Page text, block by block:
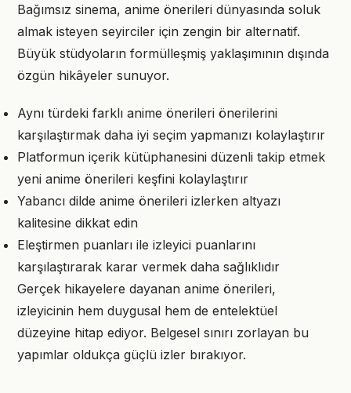
Bağımsız sinema, anime önerileri dünyasında soluk
almak isteyen seyirciler için zengin bir alternatif.
Büyük stüdyoların formülleşmiş yaklaşımının dışında
özgün hikâyeler sunuyor.
Aynı türdeki farklı anime önerileri önerilerini
karşılaştırmak daha iyi seçim yapmanızı kolaylaştırır
Platformun içerik kütüphanesini düzenli takip etmek
yeni anime önerileri keşfini kolaylaştırır
Yabancı dilde anime önerileri izlerken altyazı
kalitesine dikkat edin
Eleştirmen puanları ile izleyici puanlarını
karşılaştırarak karar vermek daha sağlıklıdır
Gerçek hikayelere dayanan anime önerileri,
izleyicinin hem duygusal hem de entelektüel
düzeyine hitap ediyor. Belgesel sınırı zorlayan bu
yapımlar oldukça güçlü izler bırakıyor.